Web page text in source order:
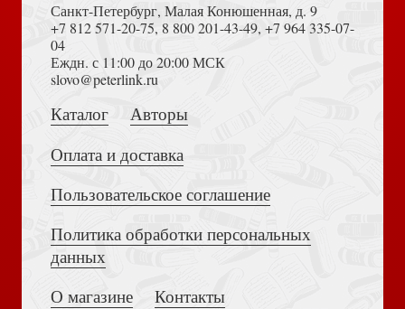
О вере и жизни христианской
кн. — (Сибирская Благозвонница, 2011)
Толковый Апостол. В 4-х томах
Божественное домостроительство спасения людей
Толкование на Апокалипсис (Тихоний Африканский)
Достоевский Ф.М. Сила и правда России (2024)
Санкт-Петербург, Малая Конюшенная, д. 9
+7 812 571-20-75, 8 800 201-43-49, +7 964 335-07-
04
Еждн. с 11:00 до 20:00 МСК
slovo@peterlink.ru
Каталог
Авторы
Оплата и доставка
Пользовательское соглашение
Политика обработки персональных
данных
О магазине
Контакты